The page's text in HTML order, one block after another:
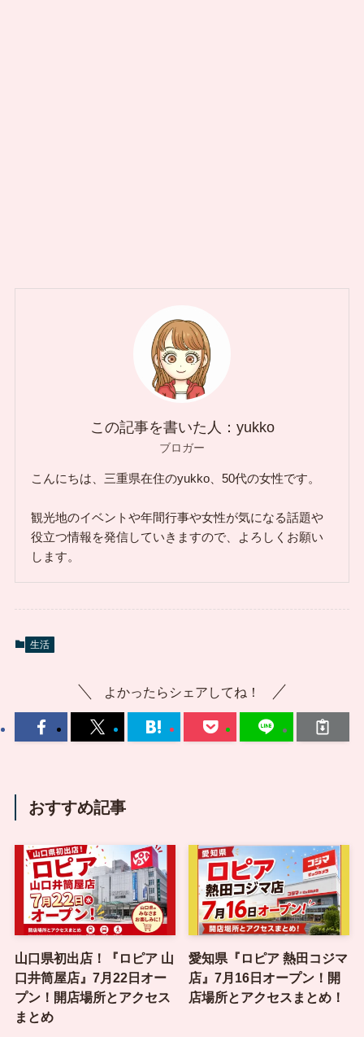
この記事を書いた人：yukko
ブロガー
こんにちは、三重県在住のyukko、50代の女性です。
観光地のイベントや年間行事や女性が気になる話題や
役立つ情報を発信していきますので、よろしくお願い
します。
生活
よかったらシェアしてね！
おすすめ記事
山口県初出店！『ロピア 山
口井筒屋店』7月22日オー
プン！開店場所とアクセス
まとめ
愛知県『ロピア 熱田コジマ
店』7月16日オープン！開
店場所とアクセスまとめ！